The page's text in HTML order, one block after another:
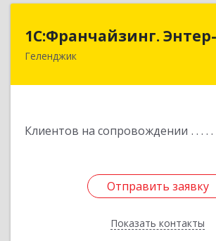
1С:Франчайзинг.
Геленджик
Клиентов на сопровождении
Отправить заявку
Показать контакты
1С:Франчайзинг.
353467, Краснодарский край,
Отправить заявку
Назад